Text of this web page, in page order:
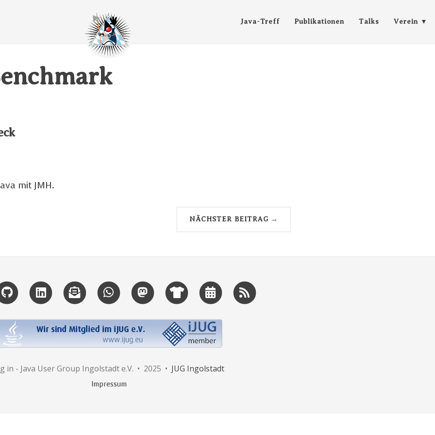
Java-Treff Publikationen Talks Verein
mit JMH.
NÄCHSTER BEITRAG →
in - Java User Group Ingolstadt e.V. • 2025 • JUG Ingolstadt
Impressum